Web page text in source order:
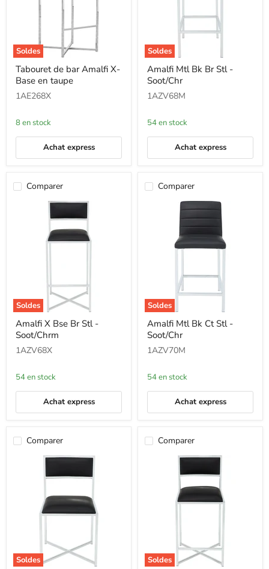
Soldes
Tabouret
de
bar
Amalfi
X-
en
taupe
Tabouret de bar Amalfi X-
Base en taupe
1AE268X
8 en stock
Achat express
Soldes
Amalfi
Mtl
Bk
Br
Stl
Soot/Chr
Amalfi Mtl Bk Br Stl -
Soot/Chr
1AZV68M
54 en stock
Achat express
Comparer
Soldes
Amalfi
X
Bse
Br
Stl
Soot/Chrm
Amalfi X Bse Br Stl -
Soot/Chrm
1AZV68X
54 en stock
Achat express
Comparer
Soldes
Amalfi
Mtl
Bk
Ct
Stl
Soot/Chr
Amalfi Mtl Bk Ct Stl -
Soot/Chr
1AZV70M
54 en stock
Achat express
Comparer
Soldes
Comparer
Soldes